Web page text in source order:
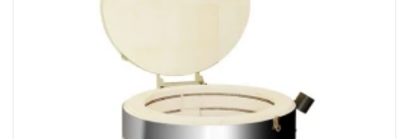
gekozen
worden
op